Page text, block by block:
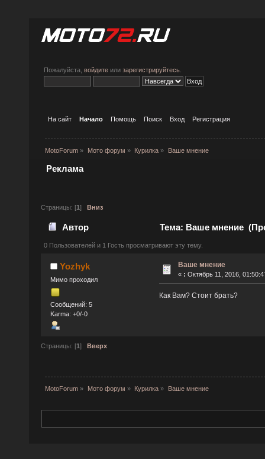
Пожалуйста, войдите или зарегистрируйтесь
На сайт Начало Помощь Поиск Вход Регистрация
MotoForum » Мото форум » Курилка » Ваше мнение
Реклама
Страницы: [1] Вниз
Автор Тема: Ваше мнение
0 Пользователей и 1 Гость просматривают эту тему.
Yozhyk
Мимо проходил
Сообщений: 5
Karma: +0/-0
Ваше мнение
« : Октябрь 11, 2016,
Как Вам? Стоит брать?
Страницы: [1] Вверх
MotoForum » Мото форум » Курилка » Ваше мнение